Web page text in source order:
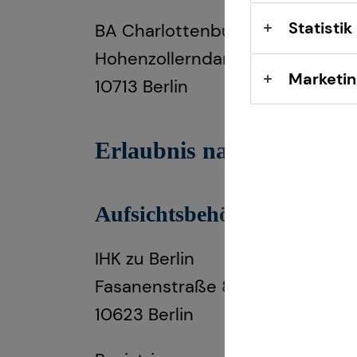
BA Charlottenburg-
Hohenzollerndamm 174-177
10713 Berlin
Erlaubnis nach § 34d
Aufsichtsbehörde:
IHK zu Berlin
Fasanenstraße 85
10623 Berlin
Statistik